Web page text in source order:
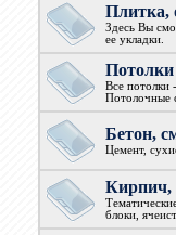
Плитка,
Здесь Вы
ее укладки.
Потолки
Все потолки
Потолочные
Бетон,
Цемент,
Кирпич,
блоки,